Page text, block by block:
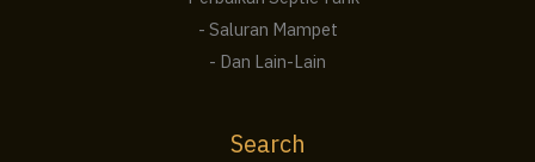
- Saluran Mampet
- Dan Lain-Lain
Search